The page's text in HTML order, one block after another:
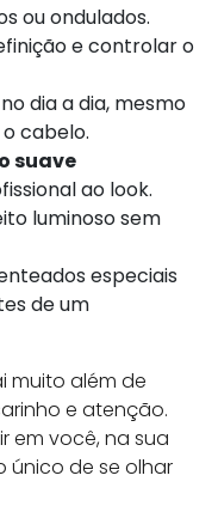
ou ondulados.
e controlar o
dia a dia, mesmo
cabelo.
suave
ao look.
luminoso sem
especiais
de um
muito além de
e atenção.
em você, na sua
único de se olhar